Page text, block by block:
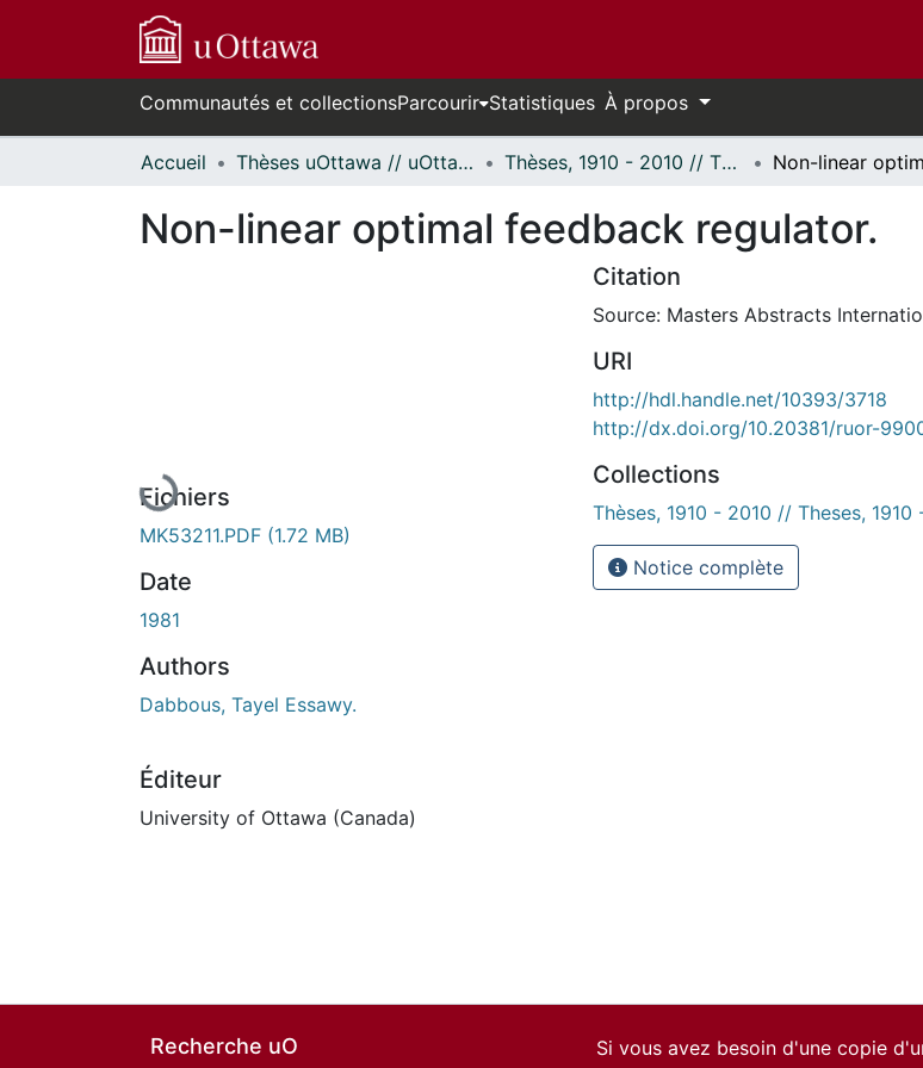
Communautés et collectionsParcourir Statistiques À propos
Accueil Thèses uOttawa // uOttawa Theses Thèses, 1910 - 2010 // Theses, 1910 - 2010
Non-linear optimal feedback regulator.
En cours de chargement...
Fichiers
MK53211.PDF (1.72 MB)
Date
1981
Authors
Dabbous, Tayel Essawy.
Éditeur
University of Ottawa (Canada)
Citation
Source: Masters Abstracts
URI
http://hdl.handle.net/10393/3718
http://dx.doi.org/10.20381/ruor-
Collections
Thèses, 1910 - 2010 // Theses, 1910
Notice complète
Recherche uO
Si vous avez besoin d'une copie